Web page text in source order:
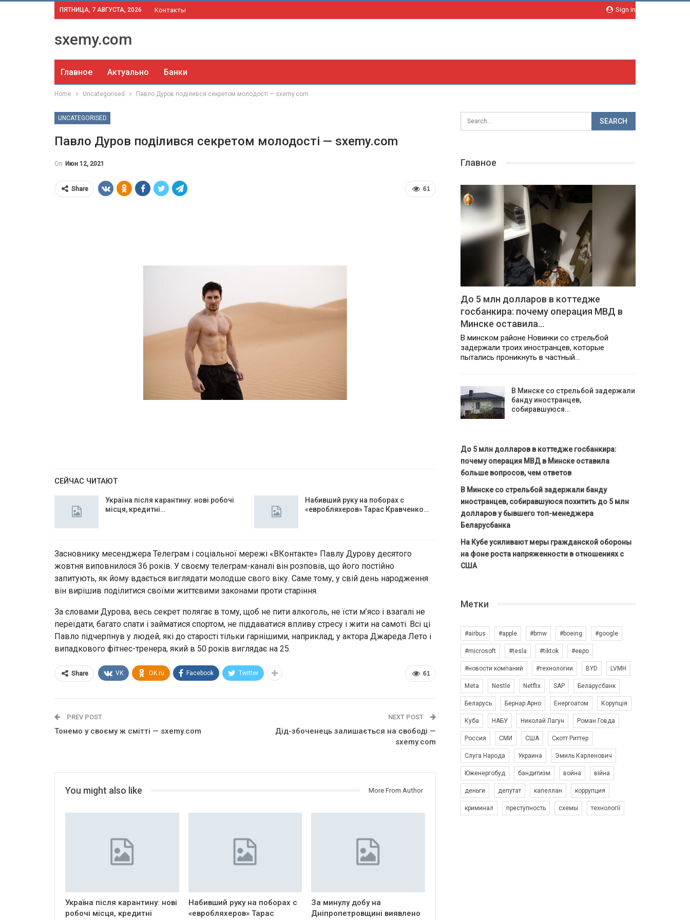
Sign in
ПЯТНИЦА, 7 АВГУСТА, 2026 Контакты
sxemy.com
Главное Актуально Банки
Home Uncategorised Павло Дуров поділився секретом молодості — sxemy.com
UNCATEGORISED
Павло Дуров поділився секретом молодості — sxemy.com
On Июн 12, 2021
61
Share
СЕЙЧАС ЧИТАЮТ
Україна після карантину: нові робочі
місця, кредитні…
Набивший руку на поборах с
«евробляхеров» Тарас Кравченко…
Засновнику месенджера Телеграм і соціальної мережі «ВКонтакте» Павлу Дурову десятого
жовтня виповнилося 36 років. У своєму телеграм-каналі він розповів, що його постійно
запитують, як йому вдається виглядати молодше свого віку. Саме тому, у свій день народження
він вирішив поділитися своїми життєвими законами проти старіння.
За словами Дурова, весь секрет полягає в тому, щоб не пити алкоголь, не їсти м’ясо і взагалі не
переїдати, багато спати і займатися спортом, не піддаватися впливу стресу і жити на самоті. Всі ці
Павло підчерпнув у людей, які до старості тільки гарнішими, наприклад, у актора Джареда Лето і
випадкового фітнес-тренера, який в 50 років виглядає на 25.
61
Share VK OK.ru Facebook Twitter
PREV POST
Тонемо у своєму ж смітті — sxemy.com
NEXT POST
Дід-збоченець залишається на свободі —
sxemy.com
You might also like More From Author
Україна після карантину: нові
робочі місця, кредитні
Набивший руку на поборах с
«евробляхеров» Тарас
За минулу добу на
Дніпропетровщині виявлено
Главное
До 5 млн долларов в коттедже
госбанкира: почему операция МВД в
Минске оставила…
В минском районе Новинки со стрельбой
задержали троих иностранцев, которые
пытались проникнуть в частный…
В Минске со стрельбой задержали
банду иностранцев,
собиравшуюся…
До 5 млн долларов в коттедже госбанкира:
почему операция МВД в Минске оставила
больше вопросов, чем ответов
В Минске со стрельбой задержали банду
иностранцев, собиравшуюся похитить до 5 млн
долларов у бывшего топ-менеджера
Беларусбанка
На Кубе усиливают меры гражданской обороны
на фоне роста напряженности в отношениях с
США
Метки
#airbus #apple #bmw #boeing #google
#microsoft #tesla #tiktok #евро
#новости компаний #технологии BYD LVMH
Meta Nestle Netflix SAP Беларусбанк
Беларусь Бернар Арно Енергоатом Корупція
Куба НАБУ Николай Лагун Роман Говда
Россия СМИ США Скотт Риттер
Слуга Народа Украина Эмиль Карленович
Юженергобуд бандитизм война війна
деньги депутат капеллан коррупция
криминал преступность схемы технології